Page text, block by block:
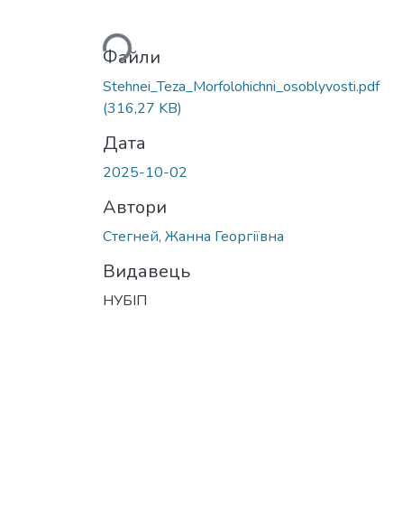
Вантажиться...Файли
Stehnei_Teza_Morfolohichni_osoblyvosti.pdf
(316,27 KB)
Дата
2025-10-02
Автори
Стегней, Жанна Георгіївна
Видавець
НУБІП